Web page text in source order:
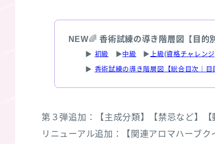
NEW🌈香術試練の導き階層図【目的
▶ 初級 ▶中級 ▶ 上級(資格チャレン
▶ 香術試練の導き階層図【総合目次｜
第３弾追加：【主成分類】【禁忌など】【
リニューアル追加：【関連アロマハーブク